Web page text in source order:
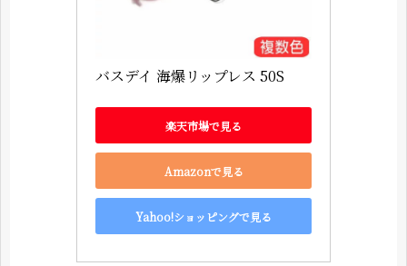
バスデイ 海爆リップレス 50S
楽天市場で見る
Amazonで見る
Yahoo!ショッピングで見る